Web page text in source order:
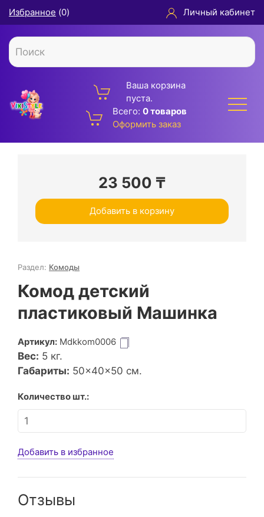
Избранное (0) Личный кабинет
Ваша корзина
пуста.
Всего: 0 товаров
Оформить заказ
23 500 ₸
Добавить в корзину
Раздел: Комоды
Комод детский
пластиковый Машинка
Артикул: Mdkkom0006
Вес: 5 кг.
Габариты: 50×40×50 см.
Количество шт.:
Добавить в избранное
Отзывы